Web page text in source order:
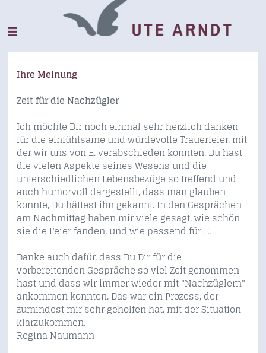
Ihre Meinung
Zeit für die Nachzügler
Ich möchte Dir noch einmal sehr herzlich danken
für die einfühlsame und würdevolle Trauerfeier, mit
der wir uns von E. verabschieden konnten. Du hast
die vielen Aspekte seines Wesens und die
unterschiedlichen Lebensbezüge so treffend und
auch humorvoll dargestellt, dass man glauben
konnte, Du hättest ihn gekannt. In den Gesprächen
am Nachmittag haben mir viele gesagt, wie schön
sie die Feier fanden, und wie passend für E.
Danke auch dafür, dass Du Dir für die
vorbereitenden Gespräche so viel Zeit genommen
hast und dass wir immer wieder mit "Nachzüglern"
ankommen konnten. Das war ein Prozess, der
zumindest mir sehr geholfen hat, mit der Situation
klarzukommen.
Regina Naumann